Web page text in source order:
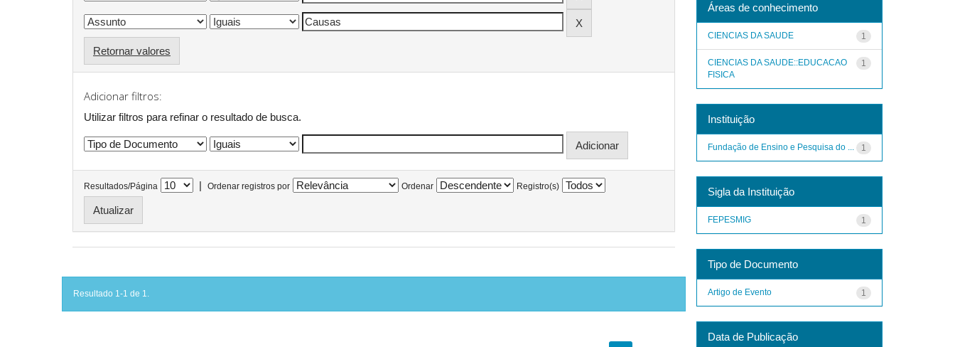
Retornar valores
Adicionar filtros:
Utilizar filtros para refinar o resultado de busca.
Resultados/Página | Ordenar registros por Ordenar Registro(s)
Resultado 1-1 de 1.
Áreas de conhecimento
1
CIENCIAS DA SAUDE
1
CIENCIAS DA SAUDE::EDUCACAO
FISICA
Instituição
1
Fundação de Ensino e Pesquisa do ...
Sigla da Instituição
1
FEPESMIG
Tipo de Documento
1
Artigo de Evento
Data de Publicação